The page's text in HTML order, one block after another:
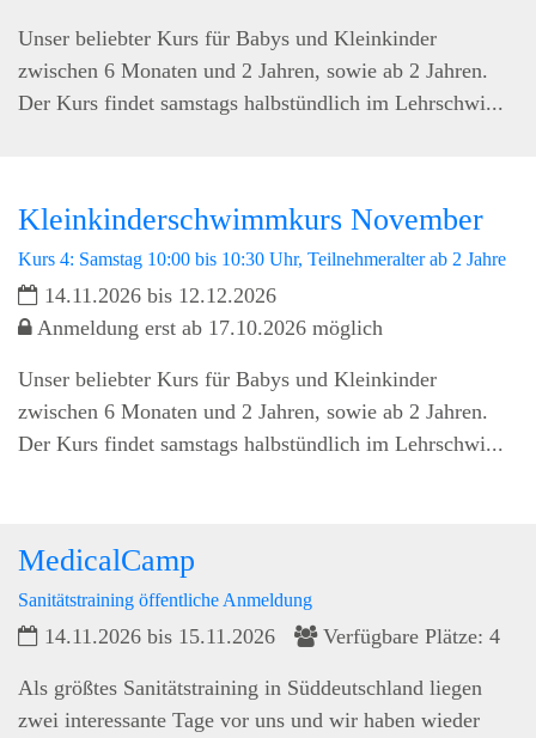
Unser beliebter Kurs für Babys und Kleinkinder
zwischen 6 Monaten und 2 Jahren, sowie ab 2 Jahren.
Der Kurs findet samstags halbstündlich im Lehrschwi...
Kleinkinderschwimmkurs November
Kurs 4: Samstag 10:00 bis 10:30 Uhr, Teilnehmeralter ab 2 Jahre
14.11.2026 bis 12.12.2026
Anmeldung erst ab 17.10.2026 möglich
Unser beliebter Kurs für Babys und Kleinkinder
zwischen 6 Monaten und 2 Jahren, sowie ab 2 Jahren.
Der Kurs findet samstags halbstündlich im Lehrschwi...
MedicalCamp
Sanitätstraining öffentliche Anmeldung
14.11.2026 bis 15.11.2026 Verfügbare Plätze: 4
Als größtes Sanitätstraining in Süddeutschland liegen
zwei interessante Tage vor uns und wir haben wieder